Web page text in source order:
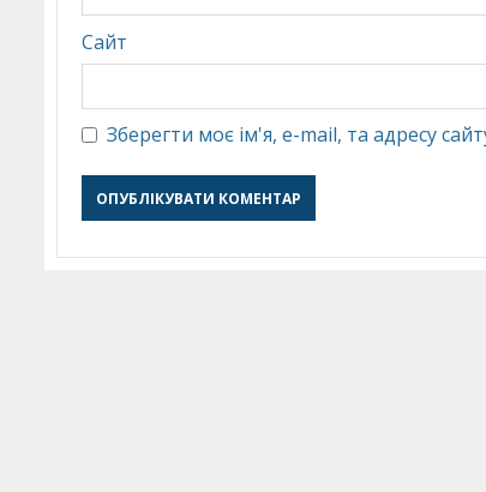
Сайт
Зберегти моє ім'я, e-mail, та адресу